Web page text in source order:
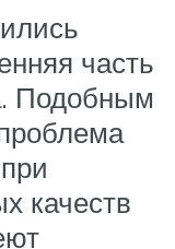
часть
Подобным
качеств